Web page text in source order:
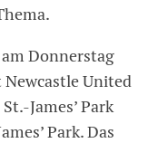
Donnerstag
Newcastle United
James’ Park
Park. Das